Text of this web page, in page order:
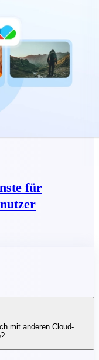
für
mit anderen Cloud-